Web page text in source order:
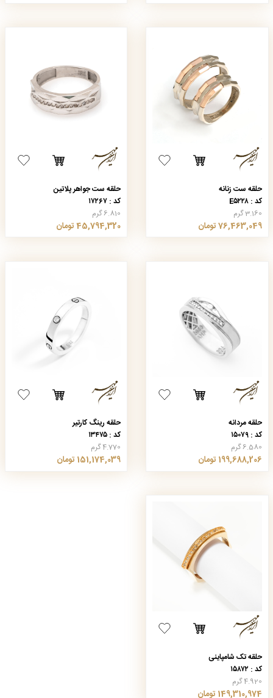
حلقه ست زنانه
کد : E۵۲۲۸
3.160 گرم
76,463,049 تومان
حلقه ست جواهر پلاتین
کد : ۱۷۲۶۷
6.810 گرم
45,794,320 تومان
حلقه مردانه
کد : ۱۵۰۷۹
6.580 گرم
199,688,206 تومان
حلقه رینگ کارتیر
کد : ۱۳۴۷۵
4.770 گرم
151,174,039 تومان
حلقه تک شامپاینی
کد : ۱۵۸۷۲
4.920 گرم
149,310,974 تومان